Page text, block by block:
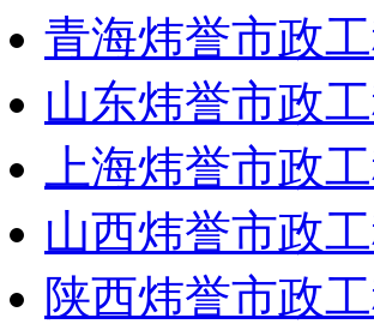
青海炜誉市政
山东炜誉市政
上海炜誉市政
山西炜誉市政
陕西炜誉市政